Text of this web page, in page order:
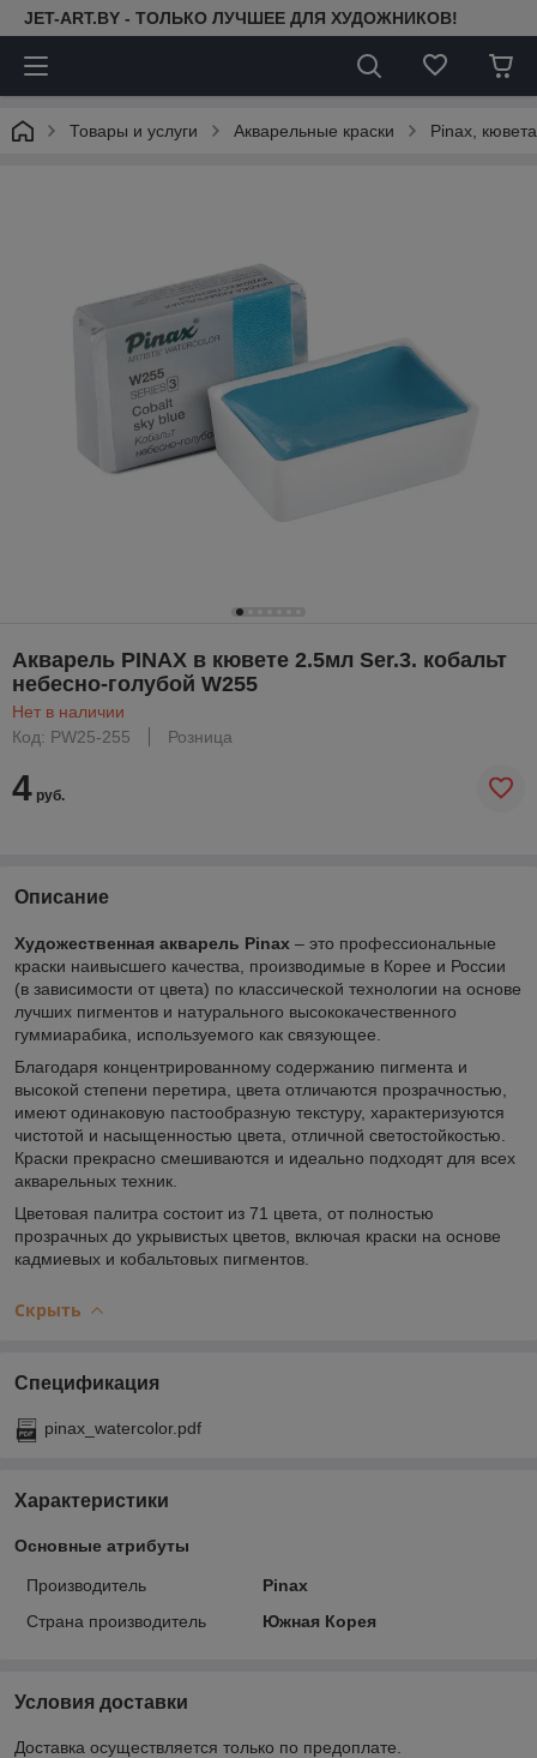
JET-ART.BY - ТОЛЬКО ЛУЧШЕЕ ДЛЯ ХУДОЖНИКОВ!
Товары и услуги Акварельные краски Pinax,
Акварель PINAX в кювете 2.5мл Ser.3. кобальт
небесно-голубой W255
Нет в наличии
Код: PW25-255
Розница
4 руб.
Описание
Художественная акварель Pinax – это профессиональные
краски наивысшего качества, производимые в Корее и России
(в зависимости от цвета) по классической технологии на основе
лучших пигментов и натурального высококачественного
гуммиарабика, используемого как связующее.
Благодаря концентрированному содержанию пигмента и
высокой степени перетира, цвета отличаются прозрачностью,
имеют одинаковую пастообразную текстуру, характеризуются
чистотой и насыщенностью цвета, отличной светостойкостью.
Краски прекрасно смешиваются и идеально подходят для всех
акварельных техник.
Цветовая палитра состоит из 71 цвета, от полностью
прозрачных до укрывистых цветов, включая краски на основе
кадмиевых и кобальтовых пигментов.
Скрыть
Спецификация
pinax_watercolor.pdf
Характеристики
Основные атрибуты
Производитель
Pinax
Страна производитель
Южная Корея
Условия доставки
Доставка осуществляется только по предоплате.